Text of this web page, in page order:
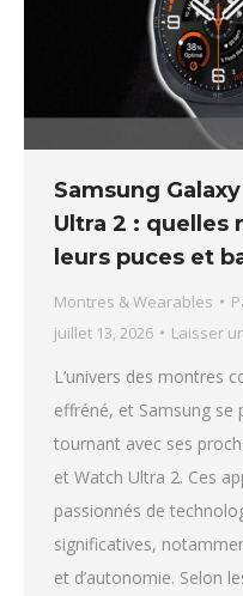
Samsung
Ultra 2 : quelles
leurs puces et
Montres & Wearables
juillet 13, 2026
Laisser
L’univers des montres
effréné, et Samsung se
tournant avec ses
et Watch Ultra 2. Ces
passionnés de
significatives,
et d’autonomie. Selon